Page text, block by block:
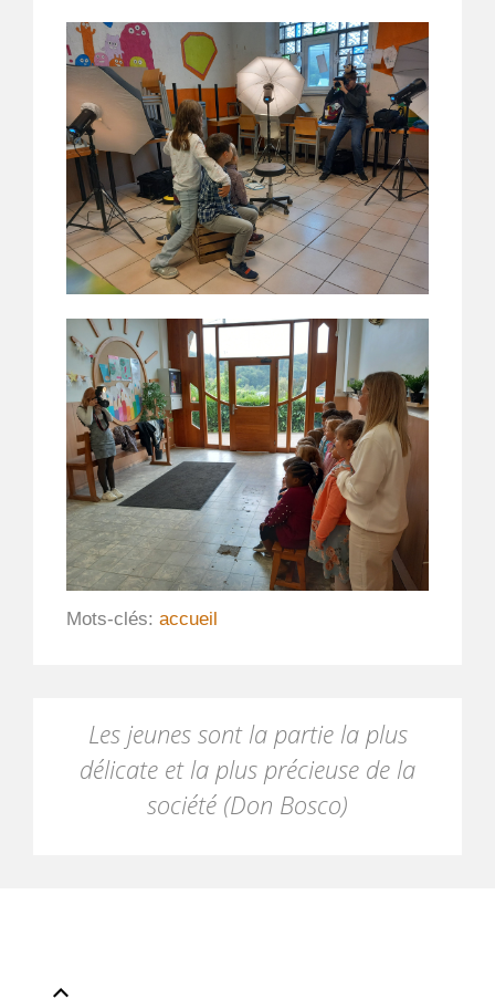
Mots-clés: accueil
Les jeunes sont la partie la plus
délicate et la plus précieuse de la
société (Don Bosco)